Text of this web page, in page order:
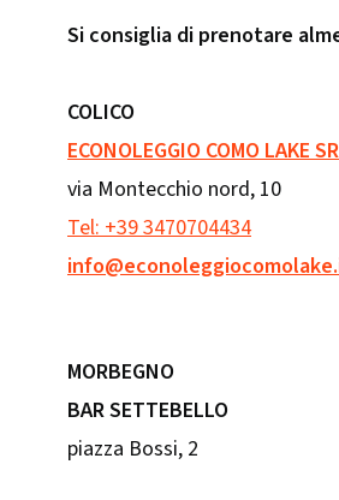
Si consiglia di prenotare
COLICO
ECONOLEGGIO COMO LAKE
via Montecchio nord, 10
Tel: +39 3470704434
MORBEGNO
BAR SETTEBELLO
piazza Bossi, 2